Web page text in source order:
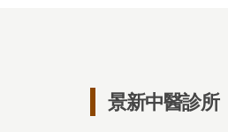
景新中醫診所